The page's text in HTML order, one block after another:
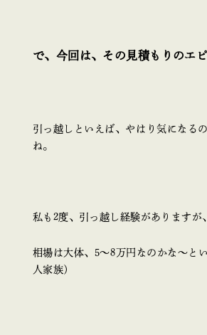
で、今回は、その見積もりのエピ
引っ越しといえば、やはり気になるの
ね。
私も2度、引っ越し経験がありますが、
相場は大体、5～8万円なのかな～と
人家族）